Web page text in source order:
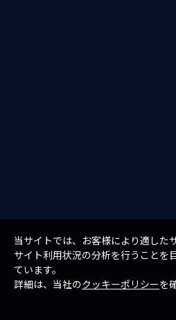
当サイトでは、お客様により適した
サイト利用状況の分析を行うことを
ています。
詳細は、当社のクッキーポリシーを